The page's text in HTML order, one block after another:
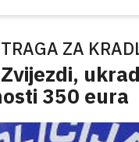
ZA
350 eura